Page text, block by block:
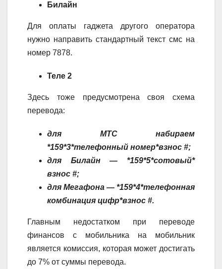
Билайн
Для оплаты гаджета другого оператора
нужно направить стандартный текст смс на
номер 7878.
Теле 2
Здесь тоже предусмотрена своя схема
перевода:
для МТС набираем
*159*3*телефонный номер*взнос #;
для Билайн — *159*5*сотовый*
взнос #;
для Мегафона — *159*4*телефонная
комбинация цифр*взнос #.
Главным недостатком при переводе
финансов с мобильника на мобильник
является комиссия, которая может достигать
до 7% от суммы перевода.